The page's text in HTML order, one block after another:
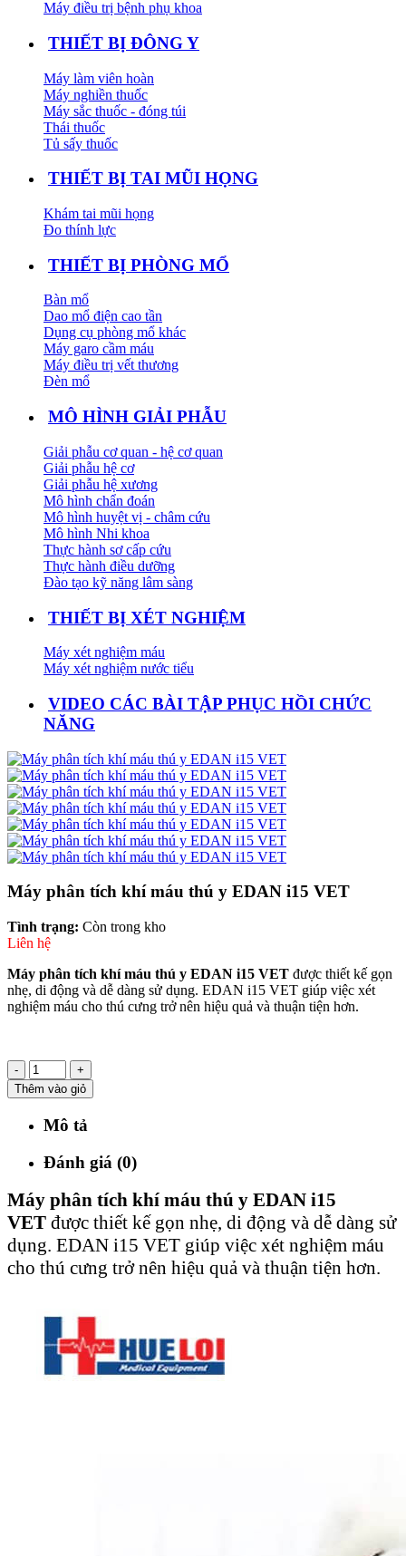
Máy điều trị bệnh phụ khoa
THIẾT BỊ ĐÔNG Y
Máy làm viên hoàn
Máy nghiền thuốc
Máy sắc thuốc - đóng túi
Thái thuốc
Tủ sấy thuốc
THIẾT BỊ TAI MŨI HỌNG
Khám tai mũi họng
Đo thính lực
THIẾT BỊ PHÒNG MỔ
Bàn mổ
Dao mổ điện cao tần
Dụng cụ phòng mổ khác
Máy garo cầm máu
Máy điều trị vết thương
Đèn mổ
MÔ HÌNH GIẢI PHẪU
Giải phẫu cơ quan - hệ cơ quan
Giải phẫu hệ cơ
Giải phẫu hệ xương
Mô hình chẩn đoán
Mô hình huyệt vị - châm cứu
Mô hình Nhi khoa
Thực hành sơ cấp cứu
Thực hành điều dưỡng
Đào tạo kỹ năng lâm sàng
THIẾT BỊ XÉT NGHIỆM
Máy xét nghiệm máu
Máy xét nghiệm nước tiểu
VIDEO CÁC BÀI TẬP PHỤC HỒI CHỨC
NĂNG
Máy phân tích khí máu thú y EDAN i15 VET
Tình trạng: Còn trong kho
Liên hệ
Máy phân tích khí máu thú y EDAN i15 VET được thiết kế gọn
nhẹ, di động và dễ dàng sử dụng. EDAN i15 VET giúp việc xét
nghiệm máu cho thú cưng trở nên hiệu quả và thuận tiện hơn.
-
+
Thêm vào giỏ
Mô tả
Đánh giá (0)
Máy phân tích khí máu thú y EDAN i15
VET được thiết kế gọn nhẹ, di động và dễ dàng sử
dụng. EDAN i15 VET giúp việc xét nghiệm máu
cho thú cưng trở nên hiệu quả và thuận tiện hơn.